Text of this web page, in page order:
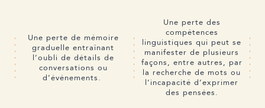
Une perte de mémoire
graduelle entraînant
l’oubli de détails de
conversations ou
d’événements.
Une perte des
compétences
linguistiques qui peut se
manifester de plusieurs
façons, entre autres, par
la recherche de mots ou
l’incapacité d’exprimer
des pensées.